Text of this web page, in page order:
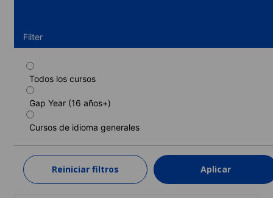
Filter
Todos los cursos
Gap Year (16 años+)
Cursos de idioma generales
Reiniciar filtros Aplicar
Curso estándar
Duración: 1 - 52 semanas
Niveles: Principiante a Avanzado (C1)
MÁS INFORMACIÓN